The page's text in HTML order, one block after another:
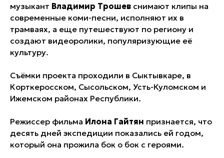
музыкант Владимир Трошев снимают клипы на
современные коми-песни, исполняют их в
трамваях, а еще путешествуют по региону и
создают видеоролики, популяризующие её
культуру.
Съёмки проекта проходили в Сыктывкаре, в
Корткеросском, Сысольском, Усть-Куломском и
Ижемском районах Республики.
Режиссер фильма Илона Гайтян признается, что
десять дней экспедиции показались ей годом,
который она прожила бок о бок с героями.